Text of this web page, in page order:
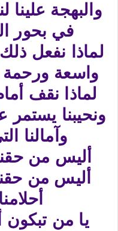
والبهجة علينا
في بحور
لماذا نفعل
واسعة ورحمة
لماذا نقف
ونحيبنا يستمر
وآمالنا
أليس من
أليس من
يا من تبكون